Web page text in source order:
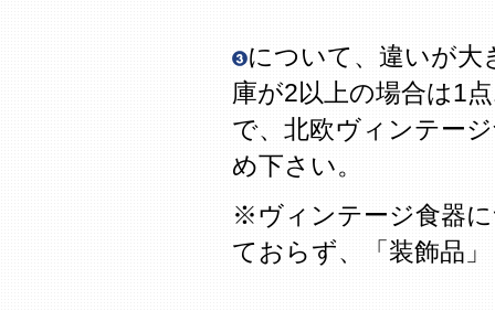
について、違いが
庫が2以上の場合は1
で、北欧ヴィンテー
め下さい。
※ヴィンテージ食器
ておらず、「装飾品